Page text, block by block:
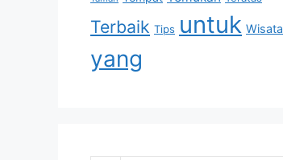
Terbaik Tips untuk Wisata
yang